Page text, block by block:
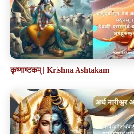
कृष्णाष्टकम् | Krishna Ashtakam